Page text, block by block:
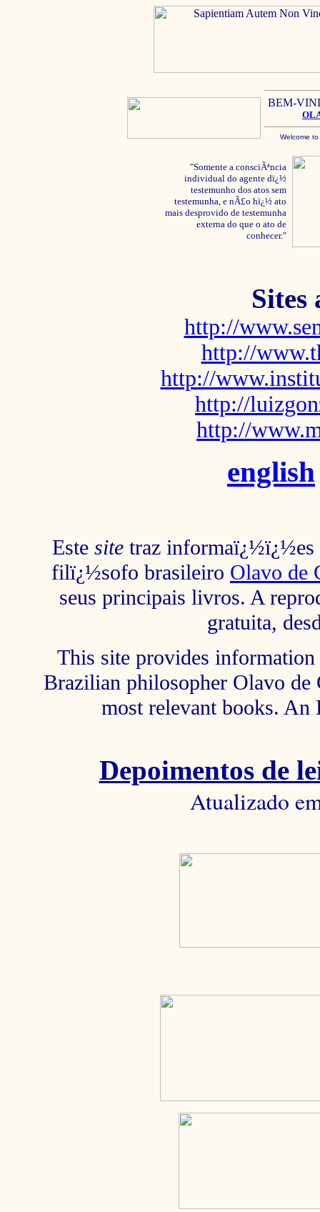
BEM-
Welcome
"Somente a consciÃªncia
individual do agente dï¿½
testemunho dos atos sem
testemunha, e nÃ£o hï¿½ ato
mais desprovido de testemunha
externa do que o ato de
conhecer."
Sites
http://
http://
http://
http://
http://
english
Este site traz informaï¿½ï¿½es
filï¿½sofo brasileiro Olavo de
seus principais livros. A
gratuita,
This site provides
Brazilian philosopher Olavo de
most relevant books.
Depoimentos de
Atualizado